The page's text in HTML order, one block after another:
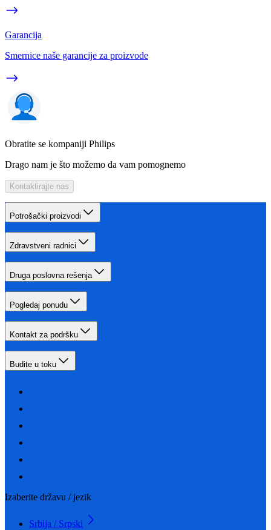
Garancija
Smernice naše garancije za proizvode
Obratite se kompaniji Philips
Drago nam je što možemo da vam pomognemo
Kontaktirajte nas
Potrošački proizvodi
Zdravstveni radnici
Druga poslovna rešenja
Pogledaj ponudu
Kontakt za podršku
Budite u toku
Izaberite državu / jezik
Srbija / Srpski